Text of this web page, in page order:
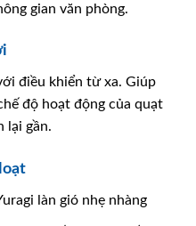
gian văn phòng.
điều khiển từ xa. Giúp
độ hoạt động của quạt
lại gần.
làn gió nhẹ nhàng